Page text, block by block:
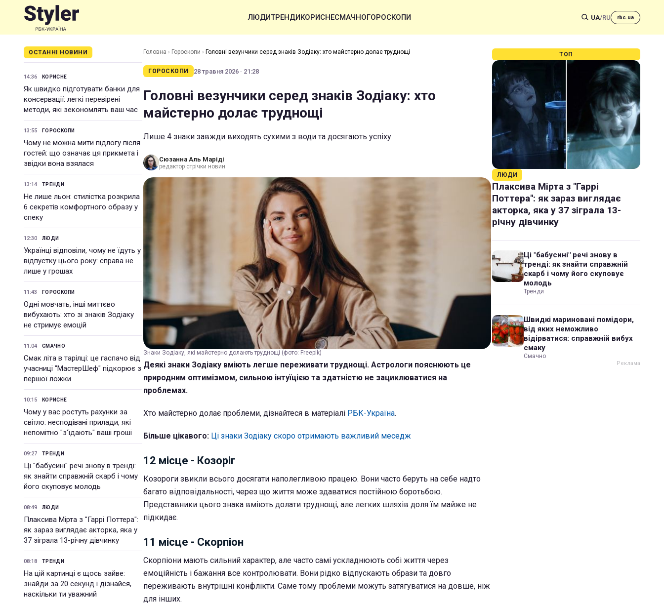
ЛЮДИТРЕНДИКОРИСНЕСМАЧНОГОРОСКОПИ UA/RU rbc.ua
ОСТАННІ НОВИНИ
14:36 КОРИСНЕ
Як швидко підготувати банки для
консервації: легкі перевірені
методи, які зекономлять ваш час
13:55 ГОРОСКОПИ
Чому не можна мити підлогу після
гостей: що означає ця прикмета і
звідки вона взялася
13:14 ТРЕНДИ
Не лише льон: стилістка розкрила
6 секретів комфортного образу у
спеку
12:30 ЛЮДИ
Українці відповіли, чому не їдуть у
відпустку цього року: справа не
лише у грошах
11:43 ГОРОСКОПИ
Одні мовчать, інші миттєво
вибухають: хто зі знаків Зодіаку
не стримує емоцій
11:04 СМАЧНО
Смак літа в тарілці: це гаспачо від
учасниці "МастерШеф" підкорює з
першої ложки
10:15 КОРИСНЕ
Чому у вас ростуть рахунки за
світло: несподівані прилади, які
непомітно "з'їдають" ваші гроші
09:27 ТРЕНДИ
Ці "бабусині" речі знову в тренді:
як знайти справжній скарб і чому
його скуповує молодь
08:49 ЛЮДИ
Плаксива Мірта з "Гаррі Поттера":
як зараз виглядає акторка, яка у
37 зіграла 13-річну дівчинку
08:18 ТРЕНДИ
На цій картинці є щось зайве:
знайди за 20 секунд і дізнайся,
наскільки ти уважний
Головна › Гороскопи › Головні везунчики серед знаків Зодіаку: хто майстерно долає труднощі
ГОРОСКОПИ 28 травня 2026 · 21:28
Головні везунчики серед знаків Зодіаку: хто
майстерно долає труднощі
Лише 4 знаки завжди виходять сухими з води та досягають успіху
Сюзанна Аль Маріді
редактор стрічки новин
Знаки Зодіаку, які майстерно долають труднощі (фото: Freepik)
Деякі знаки Зодіаку вміють легше переживати труднощі. Астрологи пояснюють це
природним оптимізмом, сильною інтуїцією та здатністю не зациклюватися на
проблемах.
Хто майстерно долає проблеми, дізнайтеся в матеріалі РБК-Україна.
Більше цікавого: Ці знаки Зодіаку скоро отримають важливий меседж
12 місце - Козоріг
Козороги звикли всього досягати наполегливою працею. Вони часто беруть на себе надто
багато відповідальності, через що життя може здаватися постійною боротьбою.
Представники цього знака вміють долати труднощі, але легких шляхів доля їм майже не
підкидає.
11 місце - Скорпіон
Скорпіони мають сильний характер, але часто самі ускладнюють собі життя через
емоційність і бажання все контролювати. Вони рідко відпускають образи та довго
переживають внутрішні конфлікти. Саме тому проблеми можуть затягуватися на довше, ніж
для інших.
ТОП
ЛЮДИ
Плаксива Мірта з "Гаррі
Поттера": як зараз виглядає
акторка, яка у 37 зіграла 13-
річну дівчинку
Ці "бабусині" речі знову в
тренді: як знайти справжній
скарб і чому його скуповує
молодь
Тренди
Швидкі мариновані помідори,
від яких неможливо
відірватися: справжній вибух
смаку
Смачно